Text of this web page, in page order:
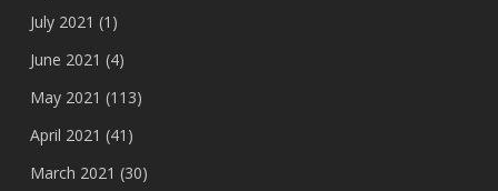
July 2021 (1)
June 2021 (4)
May 2021 (113)
April 2021 (41)
March 2021 (30)